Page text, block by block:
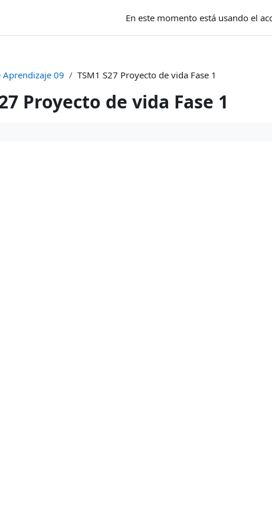
En este momento está usando el
09 TSM1 S27 Proyecto de vida Fase 1
Proyecto de vida Fase 1